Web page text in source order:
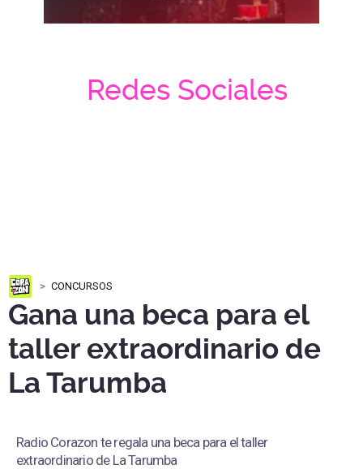
Redes Sociales
CONCURSOS
Gana una beca para el
taller extraordinario de
La Tarumba
Radio Corazon te regala una beca para el taller
extraordinario de La Tarumba